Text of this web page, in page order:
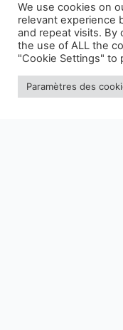
En vous
We use cookies on
relevant experience
and repeat visits. By
the use of ALL the
"Cookie Settings" to
Paramètres des